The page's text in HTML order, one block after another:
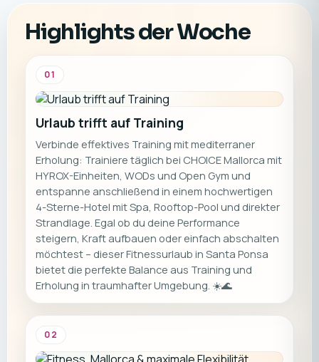
Highlights der Woche
01
Urlaub trifft auf Training
Verbinde effektives Training mit mediterraner
Erholung: Trainiere täglich bei CHOICE Mallorca mit
HYROX-Einheiten, WODs und Open Gym und
entspanne anschließend in einem hochwertigen
4-Sterne-Hotel mit Spa, Rooftop-Pool und direkter
Strandlage. Egal ob du deine Performance
steigern, Kraft aufbauen oder einfach abschalten
möchtest – dieser Fitnessurlaub in Santa Ponsa
bietet die perfekte Balance aus Training und
Erholung in traumhafter Umgebung. ☀️🌊
02